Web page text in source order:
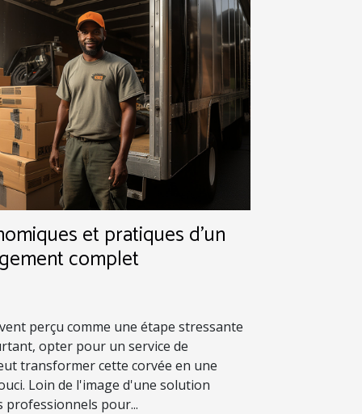
et pratiques d'un
complet
perçu comme une étape stressante
opter pour un service de
transformer cette corvée en une
Loin de l'image d'une solution
professionnels pour...